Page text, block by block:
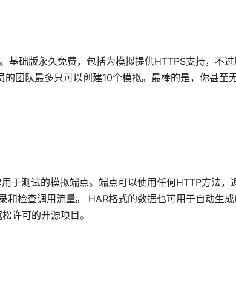
基础版永久免费，包括为模拟提供HTTPS支持，不
团队最多只可以创建10个模拟。最棒的是，你甚至
测试的模拟端点。端点可以使用任何HTTP方法，
检查调用流量。 HAR格式的数据也可用于自动生
许可的开源项目。